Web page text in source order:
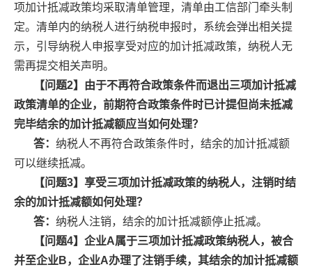
项加计抵减政策均采取清单管理，清单由工信部门牵头制
定。清单内的纳税人进行纳税申报时，系统会弹出相关提
示，引导纳税人申报享受对应的加计抵减政策，纳税人无
需再提交相关声明。
【问题2】由于不再符合政策条件而退出三项加计抵减
政策清单的企业，前期符合政策条件时已计提但尚未抵减
完毕结余的加计抵减额应当如何处理？
答： 纳税人不再符合政策条件时，结余的加计抵减额
可以继续抵减。
【问题3】享受三项加计抵减政策的纳税人，注销时结
余的加计抵减额如何处理？
答： 纳税人注销，结余的加计抵减额停止抵减。
【问题4】企业A属于三项加计抵减政策纳税人，被合
并至企业B，企业A办理了注销手续，其结余的加计抵减额